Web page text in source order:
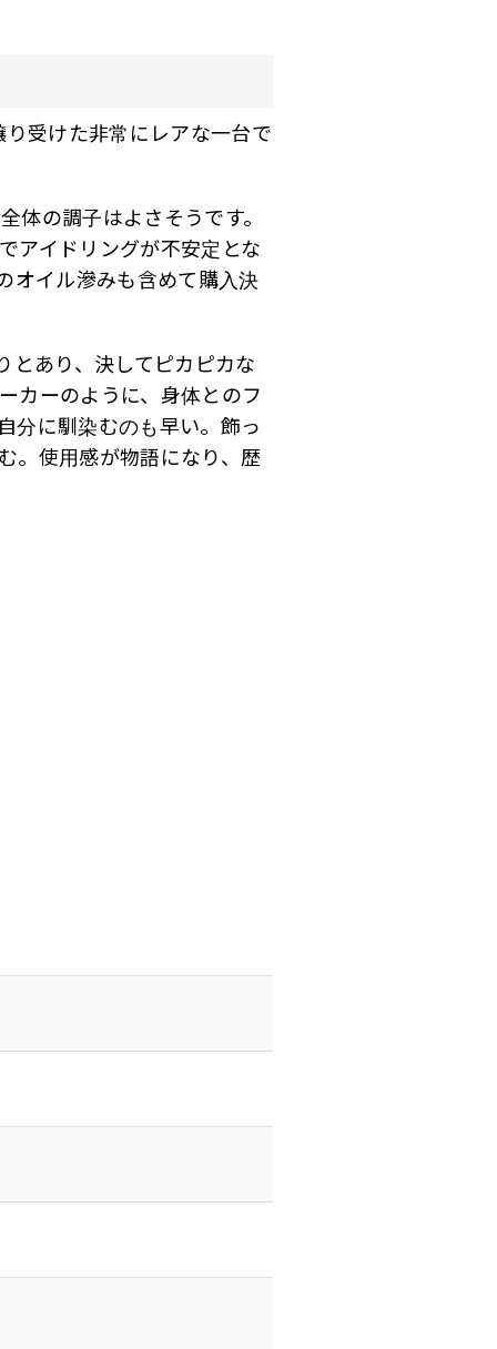
受けた非常にレアな一台で
体の調子はよさそうです。
アイドリングが不安定とな
オイル滲みも含めて購入決
とあり、決してピカピカな
カーのように、身体とのフ
分に馴染むのも早い。飾っ
。使用感が物語になり、歴